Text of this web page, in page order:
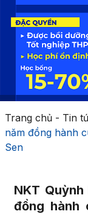
Trang chủ- Tin
năm đồng hành
Sen
NKT
đồng hành